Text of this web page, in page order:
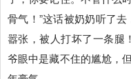
骨气！”这话被奶奶听了
嚣张，被人打坏了一条腿
爷眼中是藏不住的尴尬，